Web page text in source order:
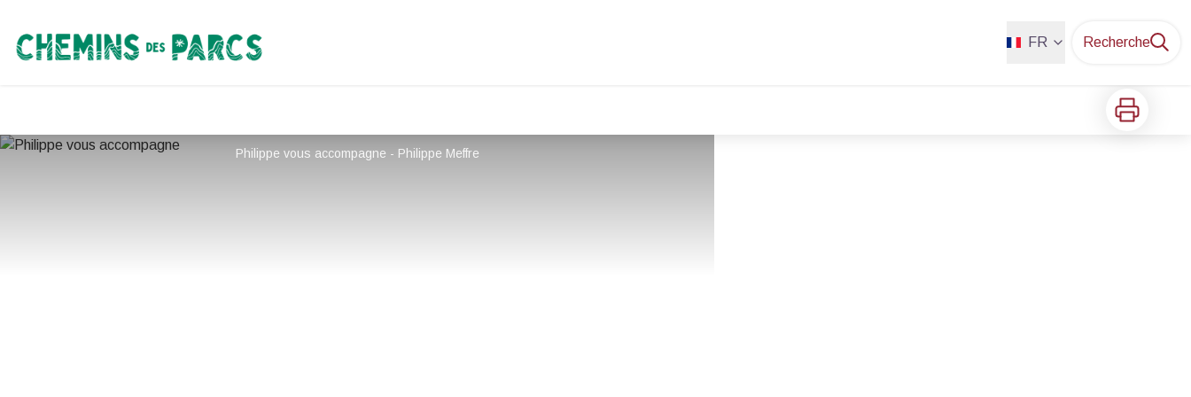
Chemins des Parcs FR Recherche
Imprimer
Philippe vous accompagne - Philippe Meffre